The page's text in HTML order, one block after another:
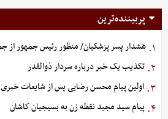
پربیننده‌ترین
۱. هشدار پسر پزشکیان/ منظور رئیس جمهور
۲. تکذیب یک خبر درباره سردار ذوالقدر
۳. اولین پیام محسن رضایی پس از شایعات خبری
۴. پیام سید مجید نقطه زن به بسیجیان کاشان